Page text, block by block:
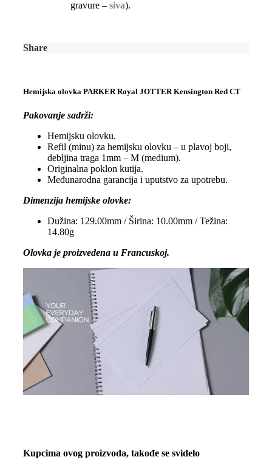
gravure –siva).
Share
Hemijska olovka PARKER Royal JOTTER Kensington Red CT
Pakovanje sadrži:
Hemijsku olovku.
Refil (minu) za hemijsku olovku – u plavoj boji,
debljina traga 1mm – M (medium).
Originalna poklon kutija.
Međunarodna garancija i uputstvo za upotrebu.
Dimenzija hemijske olovke:
Dužina: 129.00mm / Širina: 10.00mm / Težina:
14.80g
Olovka je proizvedena u Francuskoj.
Kupcima ovog proizvoda, takođe se svidelo